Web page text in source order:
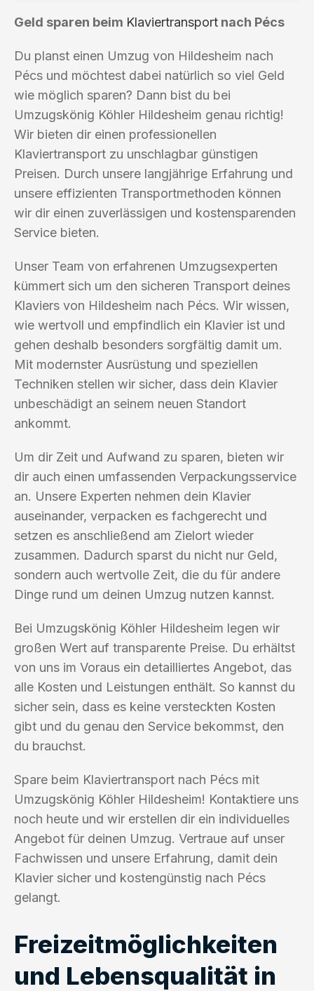
Geld sparen beim Klaviertransport nach Pécs
Du planst einen Umzug von Hildesheim nach
Pécs und möchtest dabei natürlich so viel Geld
wie möglich sparen? Dann bist du bei
Umzugskönig Köhler Hildesheim genau richtig!
Wir bieten dir einen professionellen
Klaviertransport zu unschlagbar günstigen
Preisen. Durch unsere langjährige Erfahrung und
unsere effizienten Transportmethoden können
wir dir einen zuverlässigen und kostensparenden
Service bieten.
Unser Team von erfahrenen Umzugsexperten
kümmert sich um den sicheren Transport deines
Klaviers von Hildesheim nach Pécs. Wir wissen,
wie wertvoll und empfindlich ein Klavier ist und
gehen deshalb besonders sorgfältig damit um.
Mit modernster Ausrüstung und speziellen
Techniken stellen wir sicher, dass dein Klavier
unbeschädigt an seinem neuen Standort
ankommt.
Um dir Zeit und Aufwand zu sparen, bieten wir
dir auch einen umfassenden Verpackungsservice
an. Unsere Experten nehmen dein Klavier
auseinander, verpacken es fachgerecht und
setzen es anschließend am Zielort wieder
zusammen. Dadurch sparst du nicht nur Geld,
sondern auch wertvolle Zeit, die du für andere
Dinge rund um deinen Umzug nutzen kannst.
Bei Umzugskönig Köhler Hildesheim legen wir
großen Wert auf transparente Preise. Du erhältst
von uns im Voraus ein detailliertes Angebot, das
alle Kosten und Leistungen enthält. So kannst du
sicher sein, dass es keine versteckten Kosten
gibt und du genau den Service bekommst, den
du brauchst.
Spare beim Klaviertransport nach Pécs mit
Umzugskönig Köhler Hildesheim! Kontaktiere uns
noch heute und wir erstellen dir ein individuelles
Angebot für deinen Umzug. Vertraue auf unser
Fachwissen und unsere Erfahrung, damit dein
Klavier sicher und kostengünstig nach Pécs
gelangt.
Freizeitmöglichkeiten
und Lebensqualität in